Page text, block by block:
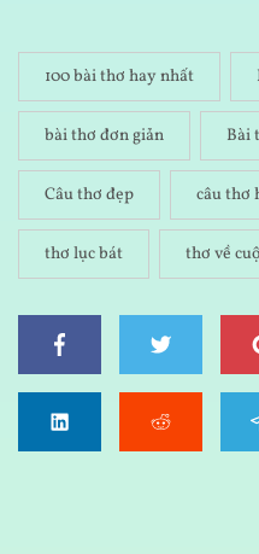
100 bài thơ hay nhất
bài thơ đơn giản Bài
Câu thơ đẹp câu thơ
thơ lục bát thơ về